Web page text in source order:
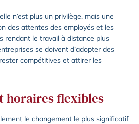
n’est plus un privilège, mais une
des attentes des employés et les
rendant le travail à distance plus
se doivent d’adopter des
compétitives et attirer les
horaires flexibles
le changement le plus significatif